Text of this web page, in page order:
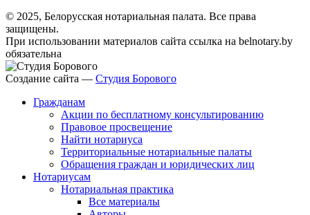
© 2025, Белорусская нотариальная палата. Все права
защищены.
При использовании материалов сайта ссылка на belnotary.by
обязательна
Создание сайта — Студия Борового
Гражданам
Акции по бесплатному консультированию
Правовое просвещение
Найти нотариуса
Территориальные нотариальные палаты
Обращения граждан и юридических лиц
Нотариусам
Нотариальная практика
Все материалы